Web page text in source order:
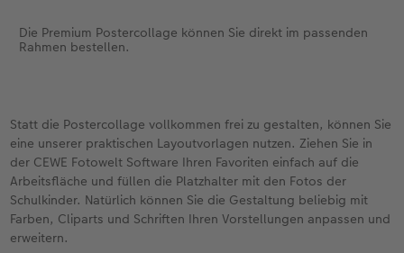
Die Premium Postercollage können Sie direkt im passenden
Rahmen bestellen.
Statt die Postercollage vollkommen frei zu gestalten, können Sie
eine unserer praktischen Layoutvorlagen nutzen. Ziehen Sie in
der CEWE Fotowelt Software Ihren Favoriten einfach auf die
Arbeitsfläche und füllen die Platzhalter mit den Fotos der
Schulkinder. Natürlich können Sie die Gestaltung beliebig mit
Farben, Cliparts und Schriften Ihren Vorstellungen anpassen und
erweitern.